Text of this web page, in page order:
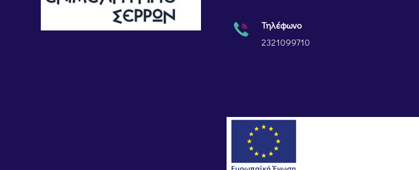
Τηλέφωνο
2321099710